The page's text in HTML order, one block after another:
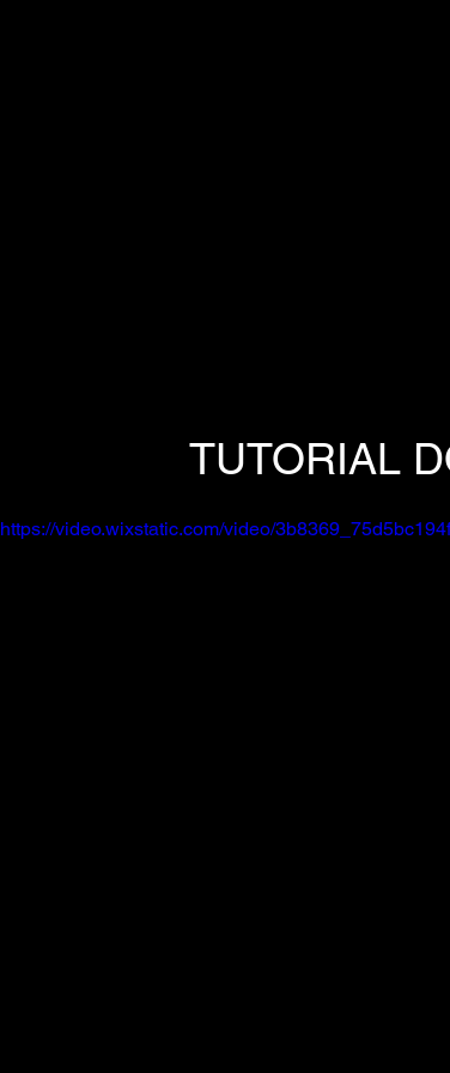
TUTORIAL
https://video.wixstatic.com/video/